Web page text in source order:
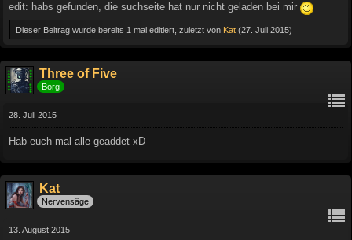
edit: habs gefunden, die suchseite hat nur nicht geladen bei mir
Dieser Beitrag wurde bereits 1 mal editiert, zuletzt von Kat (27. Juli 2015)
Three of Five
Borg
28. Juli 2015
Hab euch mal alle geaddet xD
Kat
Nervensäge
13. August 2015